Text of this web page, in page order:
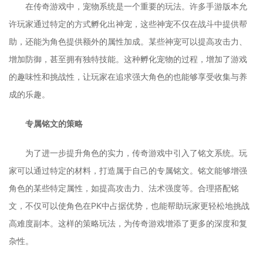
在传奇游戏中，宠物系统是一个重要的玩法。许多手游版本允
许玩家通过特定的方式孵化出神宠，这些神宠不仅在战斗中提供帮
助，还能为角色提供额外的属性加成。某些神宠可以提高攻击力、
增加防御，甚至拥有独特技能。这种孵化宠物的过程，增加了游戏
的趣味性和挑战性，让玩家在追求强大角色的也能够享受收集与养
成的乐趣。
专属铭文的策略
为了进一步提升角色的实力，传奇游戏中引入了铭文系统。玩
家可以通过特定的材料，打造属于自己的专属铭文。铭文能够增强
角色的某些特定属性，如提高攻击力、法术强度等。合理搭配铭
文，不仅可以使角色在PK中占据优势，也能帮助玩家更轻松地挑战
高难度副本。这样的策略玩法，为传奇游戏增添了更多的深度和复
杂性。